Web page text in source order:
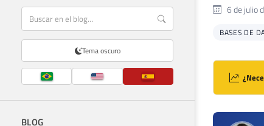
Tema oscuro
BLOG
6 de julio
BASES DE